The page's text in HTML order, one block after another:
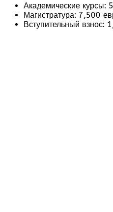
Академические курсы:
Магистратура: 7,500
Вступительный взнос: